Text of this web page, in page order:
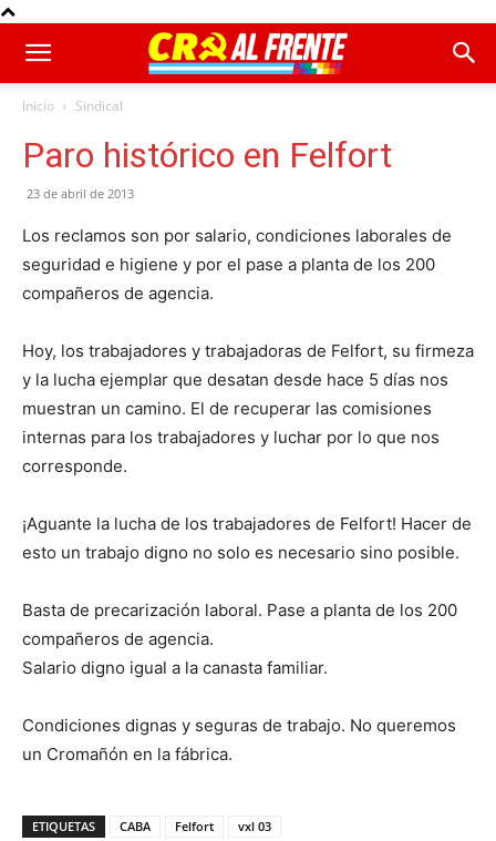
Inicio Sindical
Paro histórico en Felfort
23 de abril de 2013
Los reclamos son por salario, condiciones laborales de
seguridad e higiene y por el pase a planta de los 200
compañeros de agencia.
Hoy, los trabajadores y trabajadoras de Felfort, su firmeza
y la lucha ejemplar que desatan desde hace 5 días nos
muestran un camino. El de recuperar las comisiones
internas para los trabajadores y luchar por lo que nos
corresponde.
¡Aguante la lucha de los trabajadores de Felfort! Hacer de
esto un trabajo digno no solo es necesario sino posible.
Basta de precarización laboral. Pase a planta de los 200
compañeros de agencia.
Salario digno igual a la canasta familiar.
Condiciones dignas y seguras de trabajo. No queremos
un Cromañón en la fábrica.
ETIQUETAS CABA Felfort vxl 03